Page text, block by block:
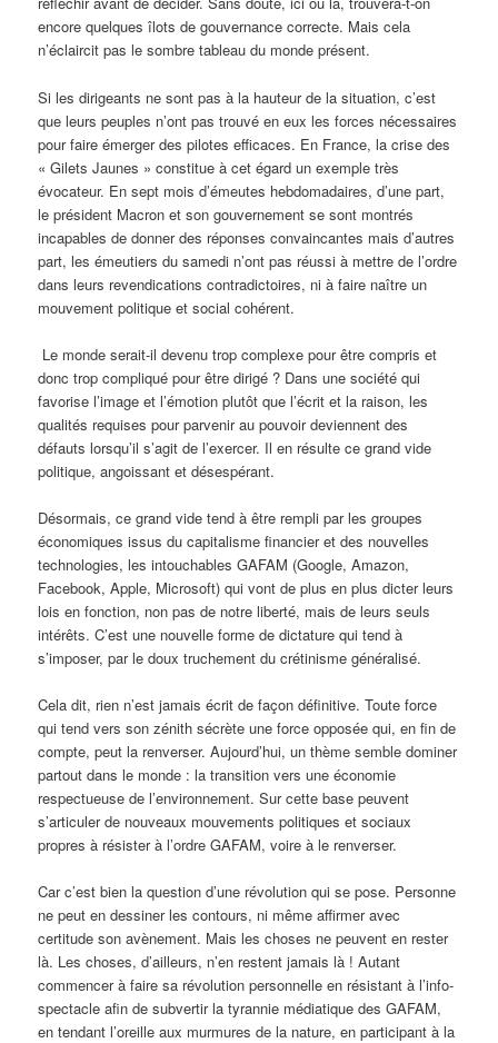
encore quelques îlots de gouvernance correcte. Mais cela
n’éclaircit pas le sombre tableau du monde présent.
Si les dirigeants ne sont pas à la hauteur de la situation, c’est
que leurs peuples n’ont pas trouvé en eux les forces nécessaires
pour faire émerger des pilotes efficaces. En France, la crise des
« Gilets Jaunes » constitue à cet égard un exemple très
évocateur. En sept mois d’émeutes hebdomadaires, d’une part,
le président Macron et son gouvernement se sont montrés
incapables de donner des réponses convaincantes mais d’autres
part, les émeutiers du samedi n’ont pas réussi à mettre de l’ordre
dans leurs revendications contradictoires, ni à faire naître un
mouvement politique et social cohérent.
Le monde serait-il devenu trop complexe pour être compris et
donc trop compliqué pour être dirigé ? Dans une société qui
favorise l’image et l’émotion plutôt que l’écrit et la raison, les
qualités requises pour parvenir au pouvoir deviennent des
défauts lorsqu’il s’agit de l’exercer. Il en résulte ce grand vide
politique, angoissant et désespérant.
Désormais, ce grand vide tend à être rempli par les groupes
économiques issus du capitalisme financier et des nouvelles
technologies, les intouchables GAFAM (Google, Amazon,
Facebook, Apple, Microsoft) qui vont de plus en plus dicter leurs
lois en fonction, non pas de notre liberté, mais de leurs seuls
intérêts. C’est une nouvelle forme de dictature qui tend à
s’imposer, par le doux truchement du crétinisme généralisé.
Cela dit, rien n’est jamais écrit de façon définitive. Toute force
qui tend vers son zénith sécrète une force opposée qui, en fin de
compte, peut la renverser. Aujourd’hui, un thème semble dominer
partout dans le monde : la transition vers une économie
respectueuse de l’environnement. Sur cette base peuvent
s’articuler de nouveaux mouvements politiques et sociaux
propres à résister à l’ordre GAFAM, voire à le renverser.
Car c’est bien la question d’une révolution qui se pose. Personne
ne peut en dessiner les contours, ni même affirmer avec
certitude son avènement. Mais les choses ne peuvent en rester
là. Les choses, d’ailleurs, n’en restent jamais là ! Autant
commencer à faire sa révolution personnelle en résistant à l’info-
spectacle afin de subvertir la tyrannie médiatique des GAFAM,
en tendant l’oreille aux murmures de la nature, en participant à la